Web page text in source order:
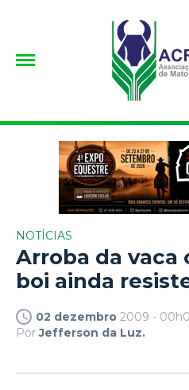
NOTÍCIAS
Arroba da vaca
boi ainda
02 dezembro 2009 -
PorJefferson da Luz.